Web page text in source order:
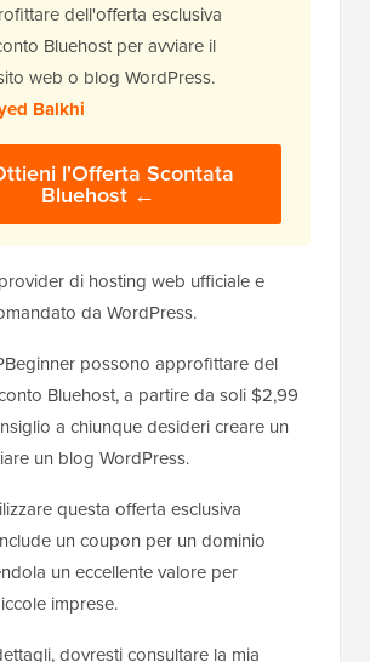
dell'offerta esclusiva
Bluehost per avviare il
web o blog WordPress.
Balkhi
l'Offerta Scontata
Bluehost ←
di hosting web ufficiale e
da WordPress.
possono approfittare del
Bluehost, a partire da soli $2,99
a chiunque desideri creare un
un blog WordPress.
questa offerta esclusiva
un coupon per un dominio
un eccellente valore per
imprese.
dovresti consultare la mia